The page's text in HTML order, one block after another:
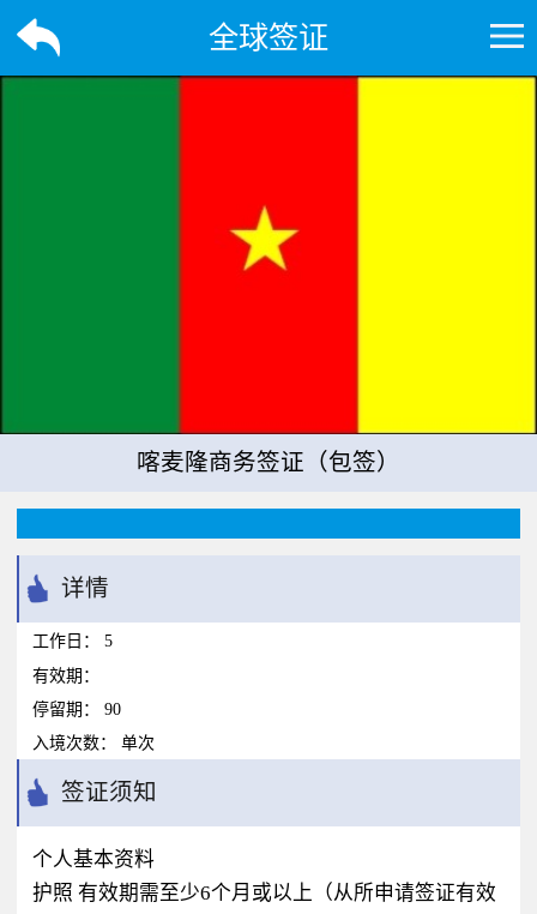
全球签证
喀麦隆商务签证（包签）
详情
工作日：
5
有效期：
停留期：
90
入境次数：
单次
签证须知
个人基本资料
护照 有效期需至少6个月或以上（从所申请签证有效